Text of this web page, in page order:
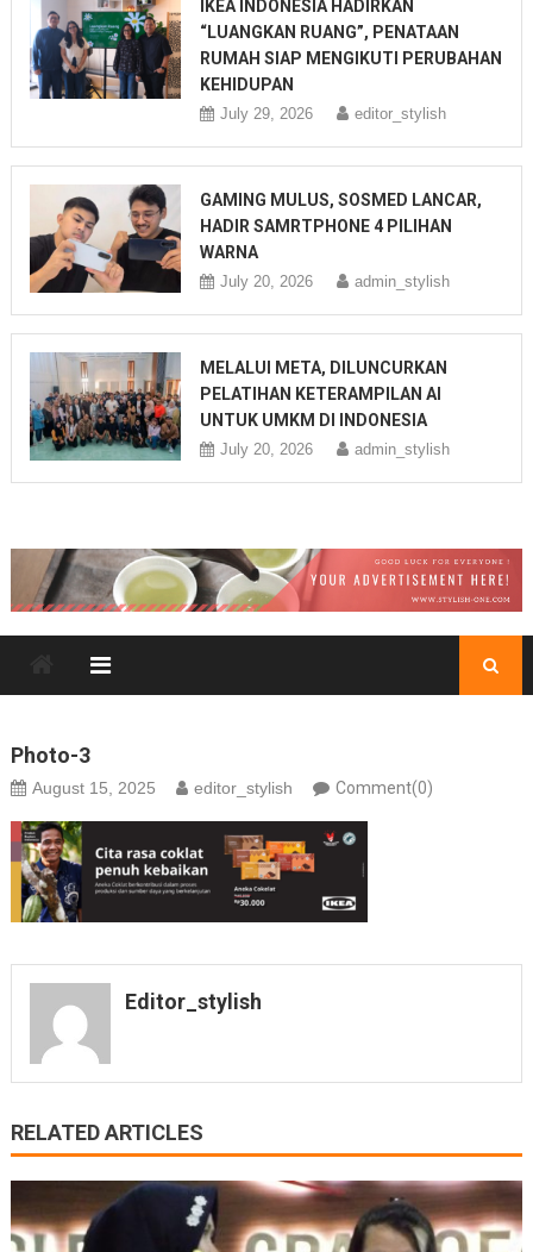
IKEA INDONESIA HADIRKAN
“LUANGKAN RUANG”, PENATAAN
RUMAH SIAP MENGIKUTI PERUBAHAN
KEHIDUPAN
July 29, 2026 editor_stylish
GAMING MULUS, SOSMED LANCAR,
HADIR SAMRTPHONE 4 PILIHAN
WARNA
July 20, 2026 admin_stylish
MELALUI META, DILUNCURKAN
PELATIHAN KETERAMPILAN AI
UNTUK UMKM DI INDONESIA
July 20, 2026 admin_stylish
Photo-3
August 15, 2025 editor_stylish Comment(0)
Editor_stylish
RELATED ARTICLES